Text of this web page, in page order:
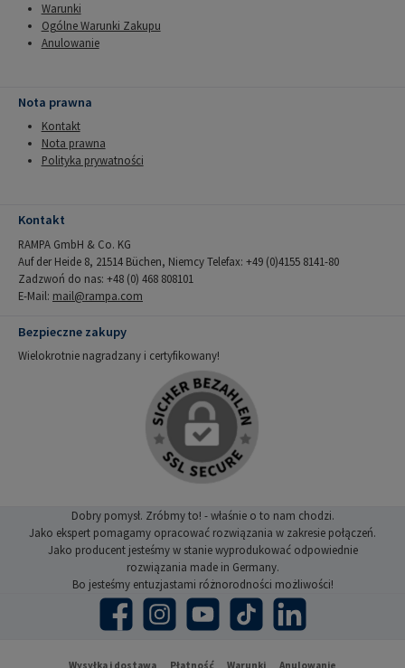
Warunki
Ogólne Warunki Zakupu
Anulowanie
Nota prawna
Kontakt
Nota prawna
Polityka prywatności
Kontakt
RAMPA GmbH & Co. KG
Auf der Heide 8, 21514 Büchen, Niemcy Telefax: +49 (0)4155 8141-80
Zadzwoń do nas: +48 (0) 468 808101
E-Mail: mail@rampa.com
Bezpieczne zakupy
Wielokrotnie nagradzany i certyfikowany!
Dobry pomysł. Zróbmy to! - właśnie o to nam chodzi.
Jako ekspert pomagamy opracować rozwiązania w zakresie połączeń.
Jako producent jesteśmy w stanie wyprodukować odpowiednie
rozwiązania made in Germany.
Bo jesteśmy entuzjastami różnorodności możliwości!
Facebook Instagram YouTube TikTok LinkedIn
Wysyłka i dostawa Płatność Warunki Anulowanie